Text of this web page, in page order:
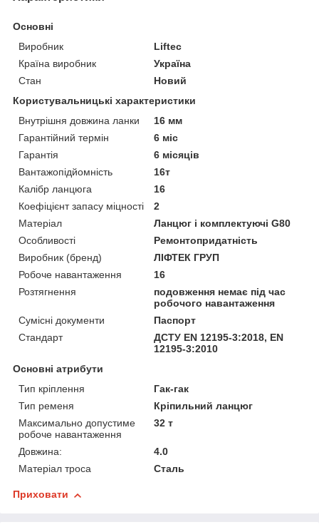
Основні
Виробник
Liftec
Країна виробник
Україна
Стан
Новий
Користувальницькі характеристики
Внутрішня довжина ланки
16 мм
Гарантійний термін
6 міс
Гарантія
6 місяців
Вантажопідйомність
16т
Калібр ланцюга
16
Коефіцієнт запасу міцності
2
Матеріал
Ланцюг і комплектуючі G80
Особливості
Ремонтопридатність
Виробник (бренд)
ЛІФТЕК ГРУП
Робоче навантаження
16
Розтягнення
подовження немає під час
робочого навантаження
Сумісні документи
Паспорт
Стандарт
ДСТУ EN 12195-3:2018, EN
12195-3:2010
Основні атрибути
Тип кріплення
Гак-гак
Тип ременя
Кріпильний ланцюг
Максимально допустиме
робоче навантаження
32 т
Довжина:
4.0
Матеріал троса
Сталь
Приховати